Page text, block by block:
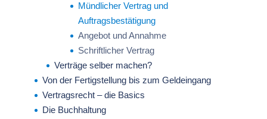
Mündlicher Vertrag und
Auftragsbestätigung
Angebot und Annahme
Schriftlicher Vertrag
Verträge selber machen?
Von der Fertigstellung bis zum Geldeingang
Vertragsrecht – die Basics
Die Buchhaltung